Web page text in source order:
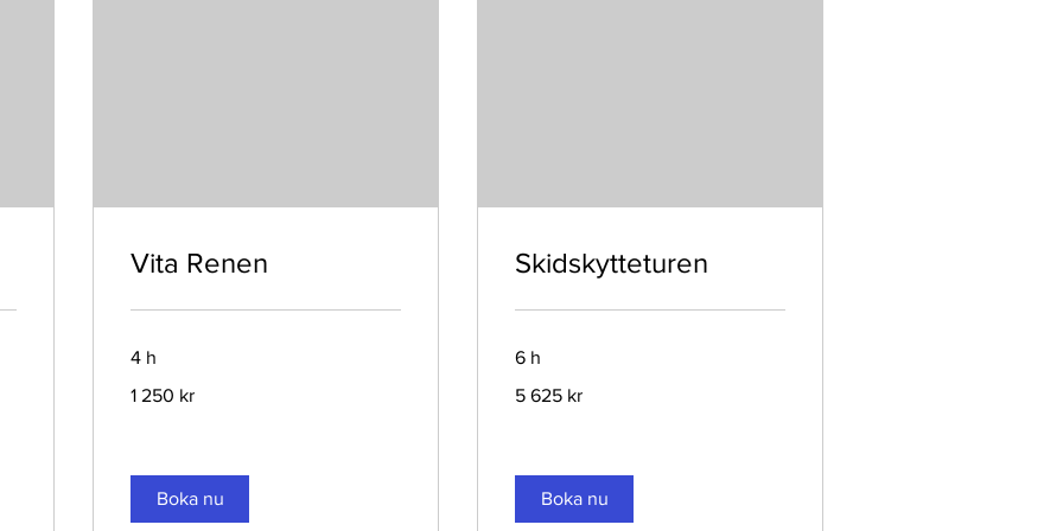
Vita Renen
4 h
svenska
1 250 kr
Boka nu
Skidskytteturen
6 h
svenska
5 625 kr
Boka nu